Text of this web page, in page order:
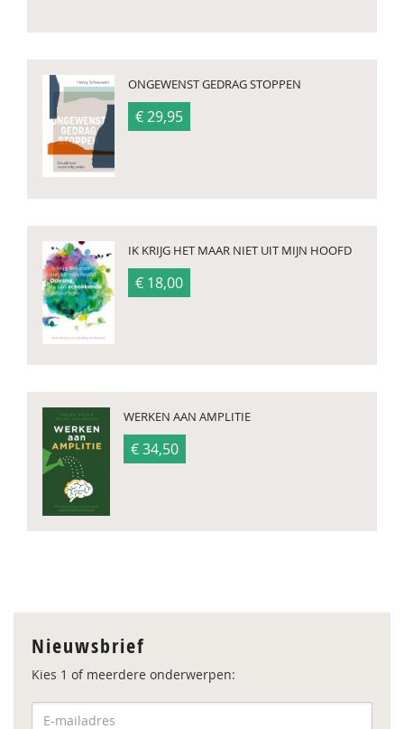
ONGEWENST GEDRAG STOPPEN
€ 29,95
IK KRIJG HET MAAR NIET UIT MIJN HOOFD
€ 18,00
WERKEN AAN AMPLITIE
€ 34,50
Nieuwsbrief
Kies 1 of meerdere onderwerpen: